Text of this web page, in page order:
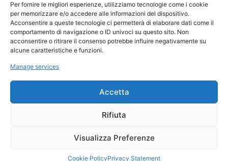
Per fornire le migliori esperienze, utilizziamo tecnologie come i cookie
per memorizzare e/o accedere alle informazioni del dispositivo.
Acconsentire a queste tecnologie ci permetterà di elaborare dati come il
comportamento di navigazione o ID univoci su questo sito. Non
acconsentire o ritirare il consenso potrebbe influire negativamente su
alcune caratteristiche e funzioni.
Manage services
Accetta
Rifiuta
Visualizza Preferenze
Cookie PolicyPrivacy Statement
Cupra Leon 1.4 E-HYBRID 180KW DSG VZ
Carbon
50.200,00 €
Jaguar F-TYPE COUPÉ 5.0 P575CV AWD AUTO
R75
© 2023 Soyaf Auto - Tutti i diritti riservati.